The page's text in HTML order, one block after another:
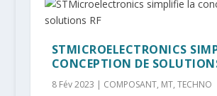
STMICROELECTRONICS
CONCEPTION DE
8 Fév 2023 | COMPOSANT, MT, TECHNO